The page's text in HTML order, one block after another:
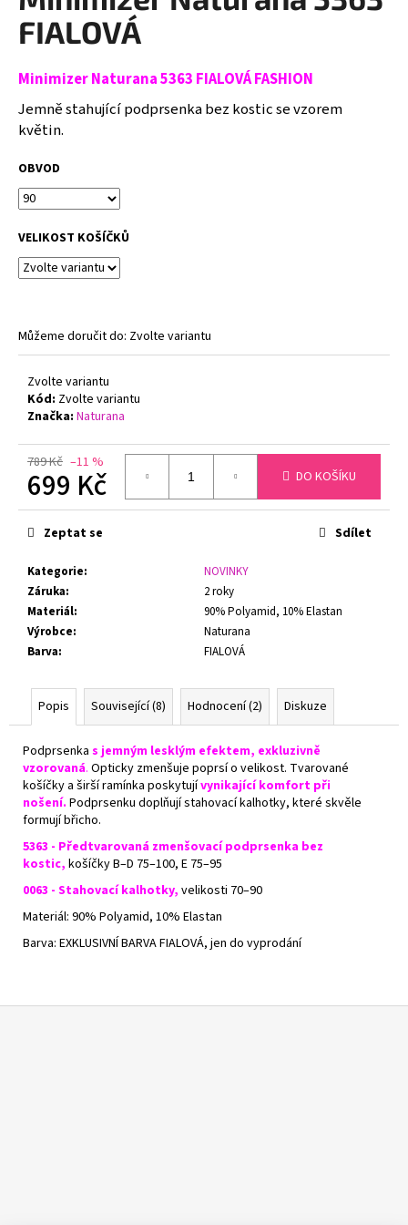
5,0
z
hvězdiček.
FIALOVÁ
Minimizer Naturana 5363 FIALOVÁ FASHION
Jemně stahující podprsenka bez kostic se vzorem
květin.
OBVOD
VELIKOST KOŠÍČKŮ
Můžeme doručit do: Zvolte variantu
Zvolte variantu
Kód: Zvolte variantu
Značka: Naturana
789 Kč –11 %
699 Kč
Měrná
cena:
DO KOŠÍKU
Kategorie:
NOVINKY
Záruka:
2 roky
Materiál:
90% Polyamid, 10% Elastan
Výrobce:
Naturana
Barva: FIALOVÁ
Zeptat se Sdílet
Popis Související (8) Hodnocení (2) Diskuze
Podprsenka s jemným lesklým efektem, exkluzivně
vzorovaná. Opticky zmenšuje poprsí o velikost. Tvarované
košíčky a širší ramínka poskytujívynikající komfort při
nošení. Podprsenku doplňují stahovací kalhotky, které skvěle
formují břicho.
5363 - Předtvarovaná zmenšovací podprsenka bez
kostic, košíčky B–D 75–100, E 75–95
0063 - Stahovací kalhotky, velikosti 70–90
Materiál: 90% Polyamid, 10% Elastan
​Barva: EXKLUSIVNÍ BARVA FIALOVÁ, jen do vyprodání
a
j
í
?
HLEDAT
p
o
u
j
m
e
FLORA
DÁMSKÝ
HŘEJIVÝ
ŽUPAN
SE
ŠÁLOVÝM
LÍMCEM
25
1
360
Kč